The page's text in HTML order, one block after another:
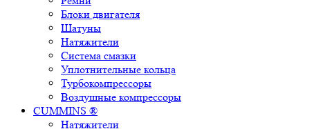
Блоки двигателя
Шатуны
Натяжители
Система смазки
Уплотнительные кольца
Турбокомпрессоры
Воздушные компрессоры
CUMMINS ®
Натяжители